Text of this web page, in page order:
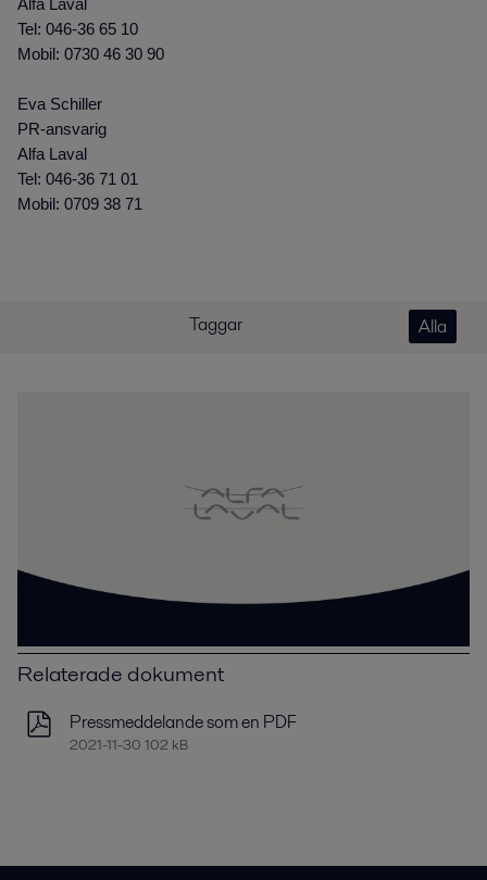
Alfa Laval
Tel: 046-36 65 10
Mobil: 0730 46 30 90
Eva Schiller
PR-ansvarig
Alfa Laval
Tel: 046-36 71 01
Mobil: 0709 38 71
Taggar Alla
Relaterade dokument
Pressmeddelande som en PDF
2021-11-30 102 kB